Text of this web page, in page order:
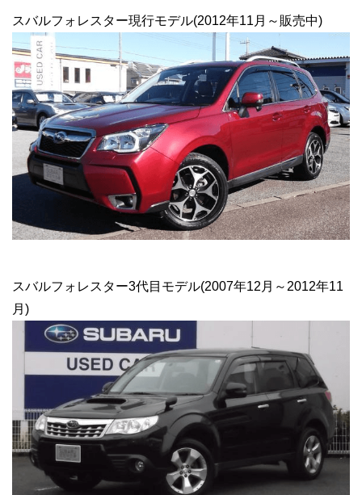
スバルフォレスター現行モデル(2012年11月～販売中)
スバルフォレスター3代目モデル(2007年12月～2012年11
月)